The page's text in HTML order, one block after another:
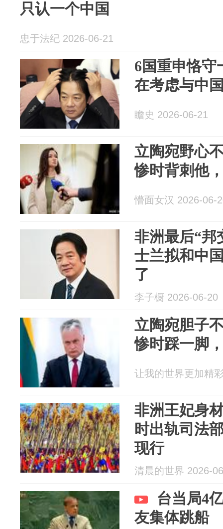
只认一个中国
忠于法纪 2026-06-21
6国重申恪守
在考虑与中
瞻史 2026-06-21
立陶宛野心
惨时背刺他
懵面女汉 2026-06-
非洲最后“邦
士兰拟和中
了
李子橱 2026-06-20
立陶宛胆子
惨时踩一脚
让我的世界更加精
非洲王妃身
时出轨司法
现行
清晨的世界 2026-
台当局4
友集体跳船